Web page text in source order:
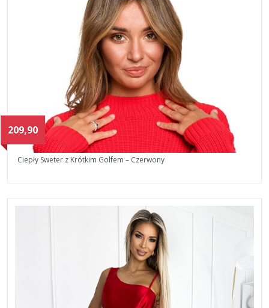
209,90
Ciepły Sweter z Krótkim Golfem – Czerwony